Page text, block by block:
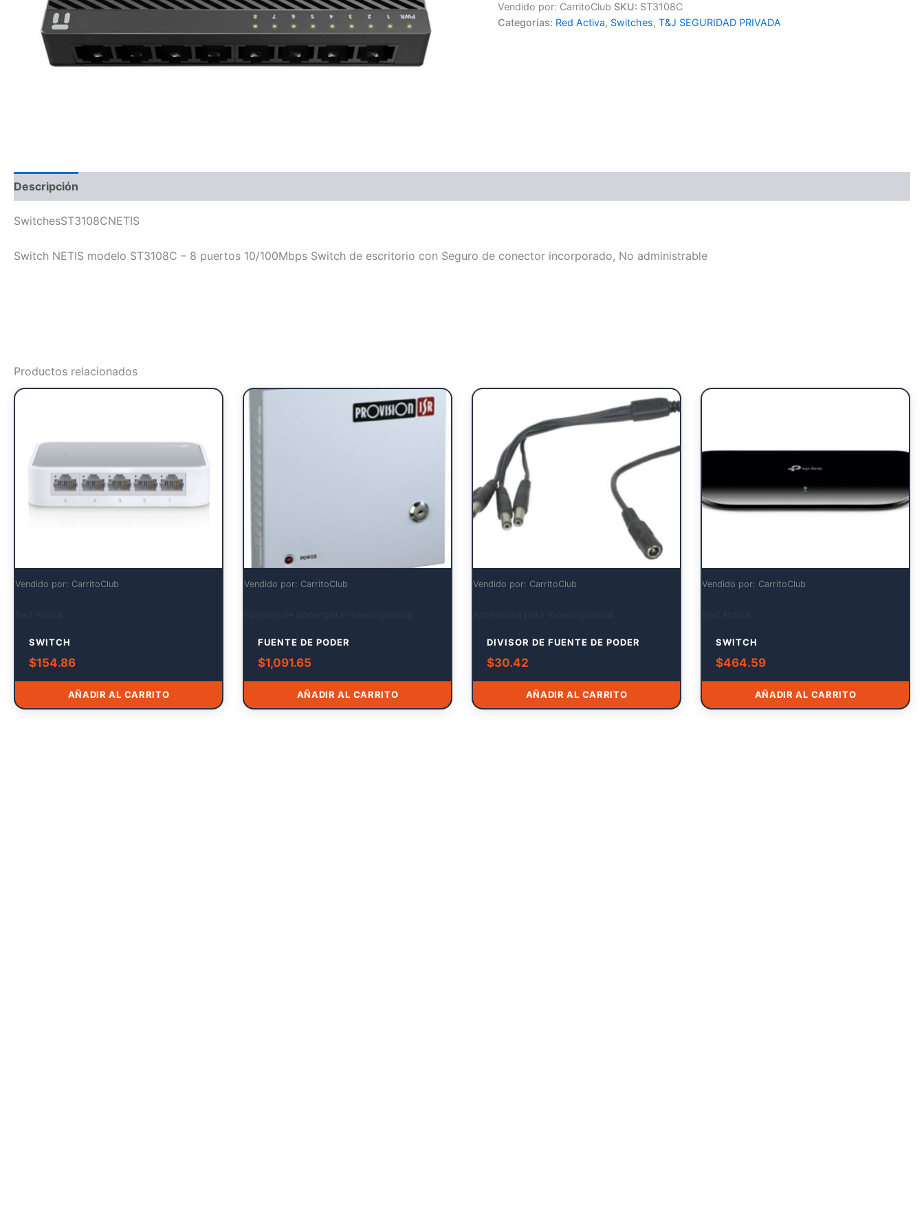
Vendido por: CarritoClub SKU: ST3108C
Categorías: Red Activa, Switches,T&J SEGURIDAD PRIVADA
Descripción
SwitchesST3108CNETIS
Switch NETIS modelo ST3108C – 8 puertos 10/100Mbps Switch de escritorio con Seguro de conector incorporado, No administrable
Productos relacionados
Vendido por: CarritoClub
SWITCH
$154.86
AÑADIR AL CARRITO
Vendido por: CarritoClub
FUENTE DE PODER
$1,091.65
AÑADIR AL CARRITO
Vendido por: CarritoClub
DIVISOR DE FUENTE DE PODER
$30.42
AÑADIR AL CARRITO
Vendido por: CarritoClub
SWITCH
$464.59
AÑADIR AL CARRITO